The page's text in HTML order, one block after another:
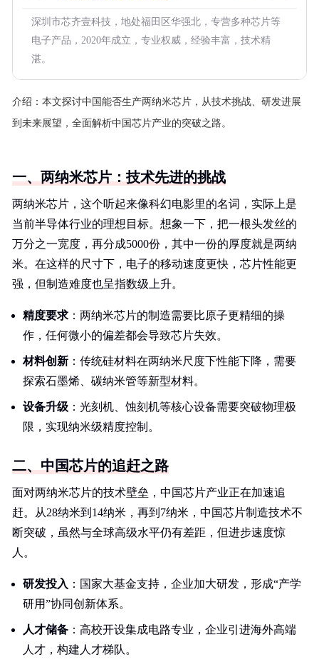
深圳市芯齐壹科技，地处福田区华强北，专营多种芯片等
电子产品，2020年成立，专业权威，经验丰富，技术精
湛。
介绍： 本文探讨中国能否生产两纳米芯片，从技术挑战、研发进展
到未来展望，全面解析中国芯片产业的突破之路。
一、两纳米芯片：技术先进的挑战
两纳米芯片，这个听起来像科幻电影里的名词，实际上是
当前半导体行业的理想目标。想象一下，把一根头发丝的
万分之一宽度，再分成5000份，其中一份的厚度就是两纳
米。在这样的尺寸下，电子的移动速度更快，芯片性能更
强，但制造难度也呈指数级上升。
精度要求 ：两纳米芯片的制造需要比原子更精细的操
作，任何微小的偏差都会导致芯片失效。
材料创新 ：传统硅材料在两纳米尺度下性能下降，需要
探索石墨烯、碳纳米管等新型材料。
设备升级 ：光刻机、蚀刻机等核心设备需要突破物理极
限，实现纳米级精度控制。
二、中国芯片的追赶之路
面对两纳米芯片的技术壁垒，中国芯片产业正在加速追
赶。从28纳米到14纳米，再到7纳米，中国芯片制造技术不
断突破，虽然与全球高级水平仍有差距，但进步速度惊
人。
研发投入 ：国家大基金支持，企业加大研发，形成“产学
研用”协同创新体系。
人才储备 ：高校开设集成电路专业，企业引进海外高端
人才，构建人才梯队。